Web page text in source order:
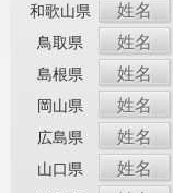
和歌山県 姓名
鳥取県 姓名
島根県 姓名
岡山県 姓名
広島県 姓名
山口県 姓名